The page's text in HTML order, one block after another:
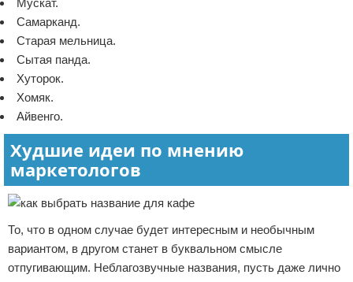
Мускат.
Самарканд.
Старая мельница.
Сытая панда.
Хуторок.
Хомяк.
Айвенго.
Худшие идеи по мнению
маркетологов
То, что в одном случае будет интересным и необычным
вариантом, в другом станет в буквальном смысле
отпугивающим. Неблагозвучные названия, пусть даже лично